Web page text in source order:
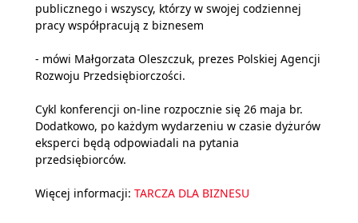
publicznego i wszyscy, którzy w swojej codziennej
pracy współpracują z biznesem
- mówi Małgorzata Oleszczuk, prezes Polskiej Agencji
Rozwoju Przedsiębiorczości.
Cykl konferencji on-line rozpocznie się 26 maja br.
Dodatkowo, po każdym wydarzeniu w czasie dyżurów
eksperci będą odpowiadali na pytania
przedsiębiorców.
Więcej informacji: TARCZA DLA BIZNESU